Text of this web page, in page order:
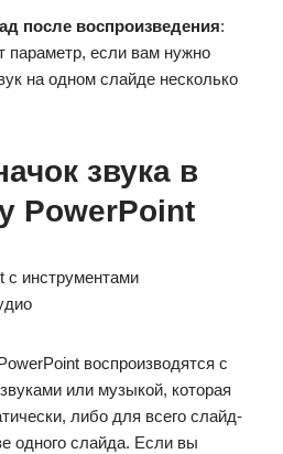
после воспроизведения:
параметр, если вам нужно
на одном слайде несколько
звука в
PowerPoint
воспроизводятся с
или музыкой, которая
либо для всего слайд-
одного слайда. Если вы